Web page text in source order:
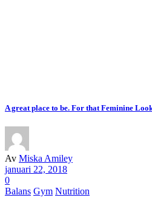
A great place to be. For that Feminine
Av Miska Amiley
januari 22, 2018
0
Balans Gym Nutrition